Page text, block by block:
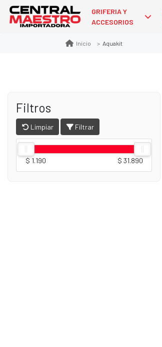
GRIFERIA Y
ACCESORIOS
Inicio Aquakit
Filtros
Limpiar Filtrar
$ 1.190 $ 31.890